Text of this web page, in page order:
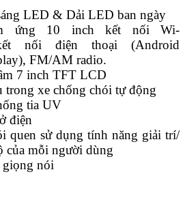
LED & Dải LED ban ngày
ứng 10 inch kết nối Wi-
nối điện thoại (Android
FM/AM radio.
7 inch TFT LCD
trong xe chống chói tự động
tia UV
điện
quen sử dụng tính năng giải trí/
của mỗi người dùng
nói